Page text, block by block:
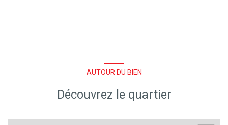
AUTOUR DU BIEN
Découvrez le quartier